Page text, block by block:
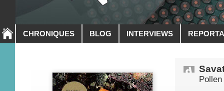
CHRONIQUES BLOG INTERVIEWS
Pollen